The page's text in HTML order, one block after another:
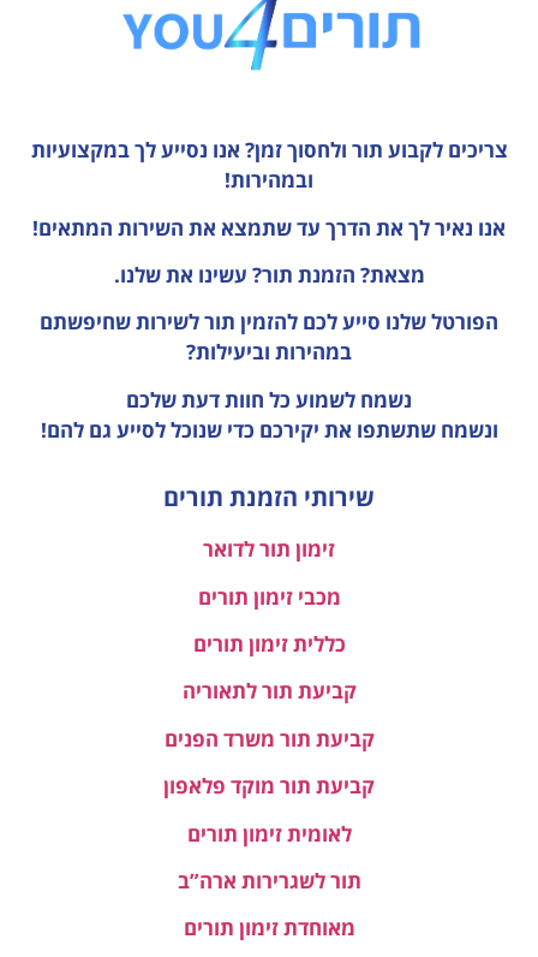
צריכים לקבוע תור ולחסוך זמן? אנו נסייע לך במקצועיות
ובמהירות!
אנו נאיר לך את הדרך עד שתמצא את השירות המתאים!
מצאת? הזמנת תור? עשינו את שלנו.
הפורטל שלנו סייע לכם להזמין תור לשירות שחיפשתם
במהירות וביעילות?
נשמח לשמוע כל חוות דעתשלכם
ונשמח שתשתפו את יקירכם כדי שנוכל לסייע גם להם!
שירותי הזמנת תורים
זימון תור לדואר
מכבי זימון תורים
כללית זימון תורים
קביעת תור לתאוריה
קביעת תור משרד הפנים
קביעת תור מוקד פלאפון
לאומית זימון תורים
תור לשגרירות ארה”ב
מאוחדת זימון תורים